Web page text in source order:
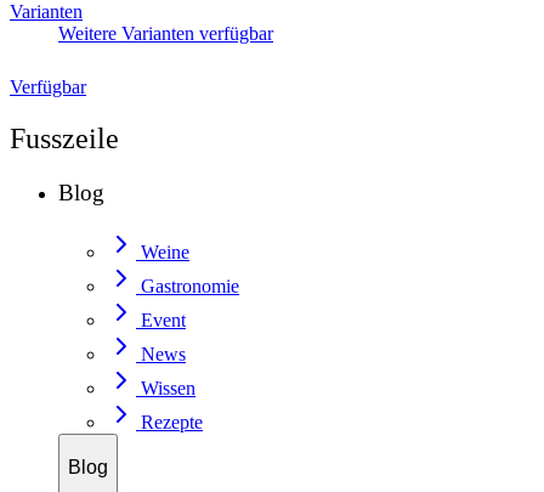
Varianten
Weitere Varianten verfügbar
Verfügbar
Fusszeile
Blog
Weine
Gastronomie
Event
News
Wissen
Rezepte
Blog